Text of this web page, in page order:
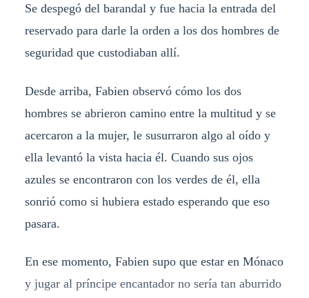
Se despegó del barandal y fue hacia la entrada del
reservado para darle la orden a los dos hombres de
seguridad que custodiaban allí.
Desde arriba, Fabien observó cómo los dos
hombres se abrieron camino entre la multitud y se
acercaron a la mujer, le susurraron algo al oído y
ella levantó la vista hacia él. Cuando sus ojos
azules se encontraron con los verdes de él, ella
sonrió como si hubiera estado esperando que eso
pasara.
En ese momento, Fabien supo que estar en Mónaco
y jugar al príncipe encantador no sería tan aburrido